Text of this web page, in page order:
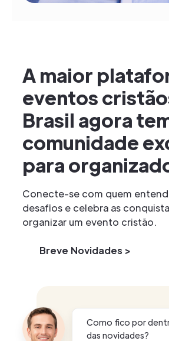
A maior
eventos
Brasil agora
comunidade
para
Conecte-se com quem
desafios e celebra as
organizar um evento cristão.
Breve Novidades >
Como fico por
das novidades?